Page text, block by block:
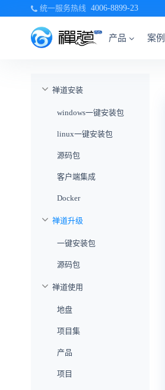
统一服务热线 4006-8899-23
产品 案例
禅道安装
windows一键安装包
linux一键安装包
源码包
客户端集成
Docker
禅道升级
一键安装包
源码包
禅道使用
地盘
项目集
产品
项目